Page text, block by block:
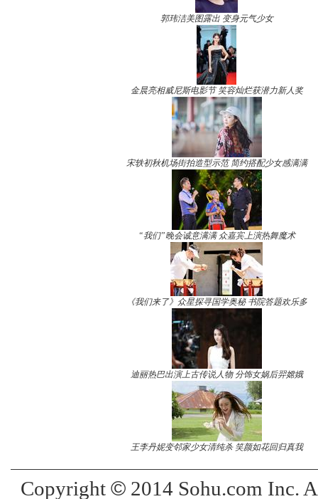
郭玮洁美图露出 变身元气少女
金晨亮相威尼斯电影节 笑容灿烂获潜力新人奖
宋轶初秋机场街拍造型示范 简约搭配少女感满满
“我们”晚会诚意满满 众嘉宾上演热舞魔术
《我们来了》众星探寻国学奥秘 书院答题欢乐多
迪丽热巴出演上古传说人物 分饰女娲后羿嫦娥
王李丹妮变邻家少女清纯杀 笑颜如花回归真我
Copyright ©2014 Sohu.com Inc.